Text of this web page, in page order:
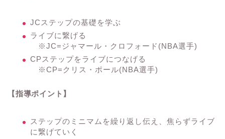
JCステップの基礎を学ぶ
ライブに繋げる
※JC=ジャマール・クロフォード(NBA選手)
CPステップをライブにつなげる
※CP=クリス・ポール(NBA選手)
【指導ポイント】
ステップのミニマムを繰り返し伝え、焦らずライブ
に繋げていく